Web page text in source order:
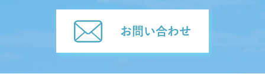
お問い合わせ